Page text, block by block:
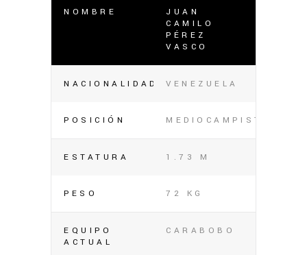
NOMBRE
JUAN
CAMILO
PÉREZ
VASCO
NACIONALIDAD VENEZUELA
POSICIÓN MEDIOCAMPISTA
ESTATURA 1.73 M
PESO 72 KG
EQUIPO
ACTUAL
CARABOBO